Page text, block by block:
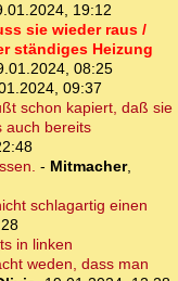
19:12
sie wieder raus /
ständiges Heizung
08:25
09:37
schon kapiert, daß sie
auch bereits
- Mitmacher,
schlagartig einen
in linken
weden, dass man